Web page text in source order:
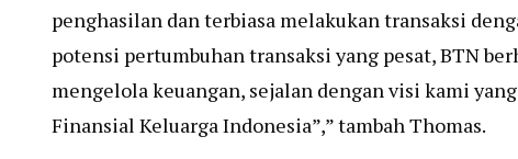
penghasilan dan terbiasa melakukan transaksi
potensi pertumbuhan transaksi yang pesat, BTN
mengelola keuangan, sejalan dengan visi kami
Finansial Keluarga Indonesia”,” tambah Thomas.